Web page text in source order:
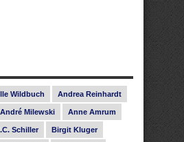
Wildbuch Andrea Reinhardt
André Milewski Anne Amrum
Schiller Birgit Kluger